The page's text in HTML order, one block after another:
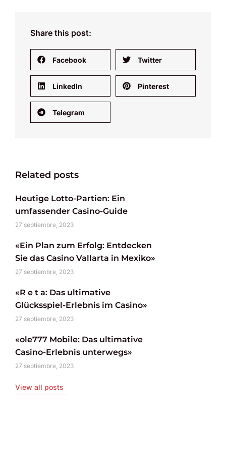
Share this post:
Facebook Twitter
LinkedIn Pinterest
Telegram
Related posts
Heutige Lotto-Partien: Ein
umfassender Casino-Guide
27 septiembre, 2023
«Ein Plan zum Erfolg: Entdecken
Sie das Casino Vallarta in Mexiko»
27 septiembre, 2023
«R e t a: Das ultimative
Glücksspiel-Erlebnis im Casino»
27 septiembre, 2023
«ole777 Mobile: Das ultimative
Casino-Erlebnis unterwegs»
27 septiembre, 2023
View all posts